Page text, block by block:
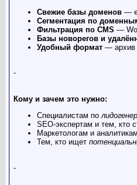
Свежие базы доменов —
Сегментация по
Фильтрация по CMS —
Базы новорегов и
Удобный формат — архив
-
Кому и зачем это нужно:
Специалистам по
SEO-экспертам и тем, кто
Маркетологам и
Тем, кто ищет
-